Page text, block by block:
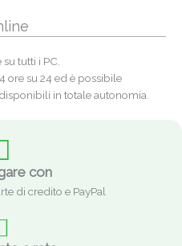
tutti i PC.
ore su 24 ed è possibile
in totale autonomia.
con
di credito e PayPal
da parte del
sconto